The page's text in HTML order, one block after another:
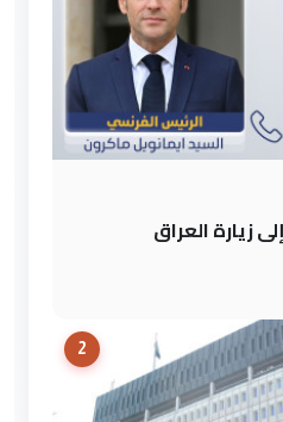
زيارة العراق
2